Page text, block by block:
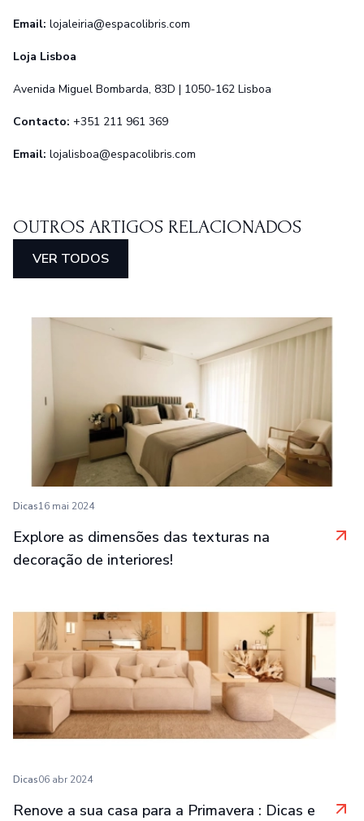
Email: lojaleiria@espacolibris.com
Loja Lisboa
Avenida Miguel Bombarda, 83D | 1050-162 Lisboa
Contacto: +351 211 961 369
Email: lojalisboa@espacolibris.com
OUTROS ARTIGOS RELACIONADOS
VER TODOS
Dicas16 mai 2024
Explore as dimensões das texturas na
decoração de interiores!
Dicas06 abr 2024
Renove a sua casa para a Primavera : Dicas e